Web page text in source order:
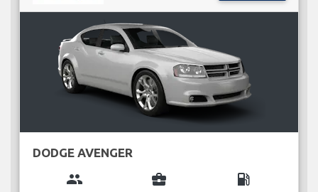
DODGE AVENGER
group business_center local_gas_station